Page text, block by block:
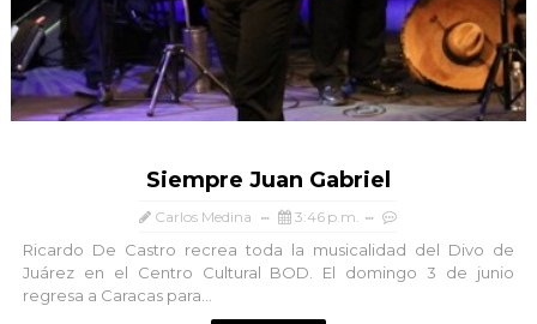
Siempre Juan Gabriel
Carlos Medina 3:46 p.m.
Ricardo De Castro recrea toda la musicalidad del Divo de
Juárez en el Centro Cultural BOD. El domingo 3 de junio
regresa a Caracas para...